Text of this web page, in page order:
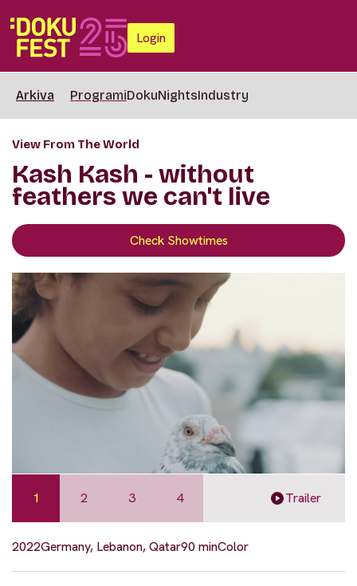
Login
Arkiva ProgramiDokuNightsIndustry
View From The World
Kash Kash - without
feathers we can't live
Check Showtimes
1 2 3 4 Trailer
2022Germany, Lebanon, Qatar90 minColor